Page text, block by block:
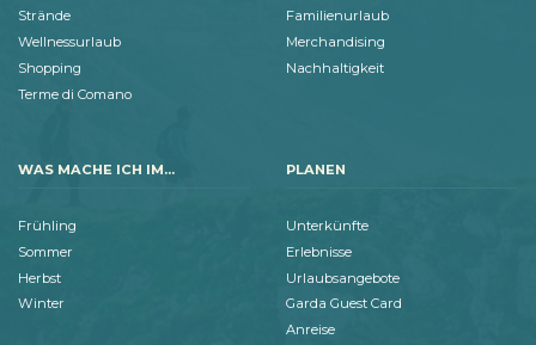
Strände
Wellnessurlaub
Shopping
Terme di Comano
Familienurlaub
Merchandising
Nachhaltigkeit
WAS MACHE ICH IM...
Frühling
Sommer
Herbst
Winter
PLANEN
Unterkünfte
Erlebnisse
Urlaubsangebote
Garda Guest Card
Anreise